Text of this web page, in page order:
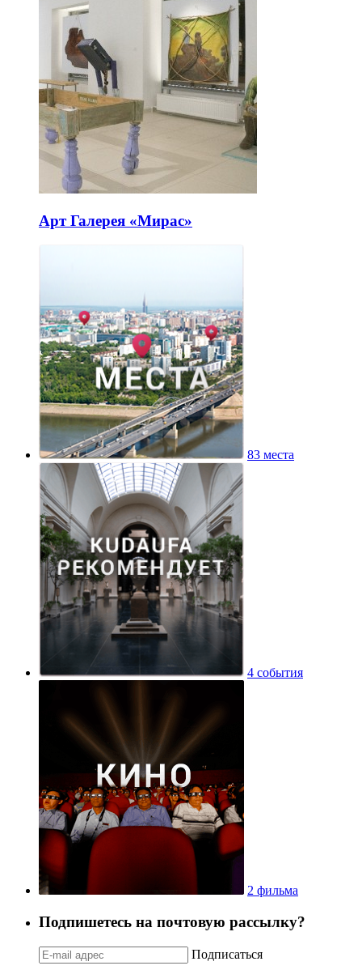
Арт Галерея «Мирас»
83 места
4 события
2 фильма
Подпишетесь на почтовую рассылку?
Подписаться